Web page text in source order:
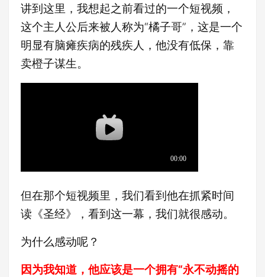
讲到这里，我想起之前看过的一个短视频，
这个主人公后来被人称为“橘子哥”，这是一个
明显有脑瘫疾病的残疾人，他没有低保，靠
卖橙子谋生。
但在那个短视频里，我们看到他在抓紧时间
读《圣经》，看到这一幕，我们就很感动。
为什么感动呢？
因为我知道，他应该是一个拥有“永不动摇的